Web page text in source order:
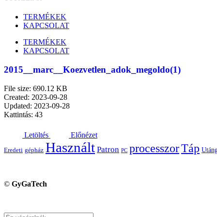
TERMÉKEK
KAPCSOLAT
TERMÉKEK
KAPCSOLAT
2015__marc__Koezvetlen_adok_megoldo(1)
File size: 690.12 KB
Created: 2023-09-28
Updated: 2023-09-28
Kattintás: 43
Letöltés Előnézet
Eredeti gépház Használt Patron PC processzorTáp
© GyGaTech